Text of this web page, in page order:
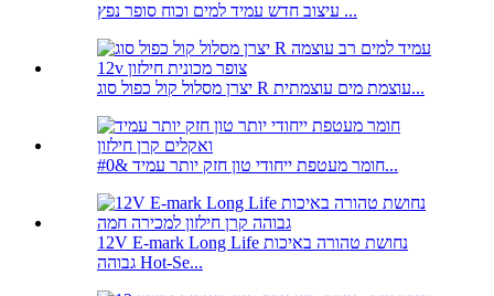
עיצוב חדש עמיד למים וכוח סופר נפץ ...
יצרן מסלול קול כפול סוג R עוצמת מים עוצמתית...
חומר מעטפת ייחודי טון חזק יותר עמיד &#0...
12V E-mark Long Life נחושת טהורה באיכות
גבוהה Hot-Se...